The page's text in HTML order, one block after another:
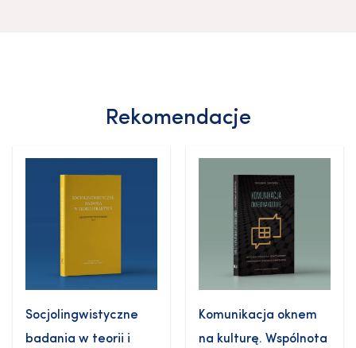
Rekomendacje
Socjolingwistyczne
badania w teorii i
Komunikacja oknem
na kulturę. Wspólnota